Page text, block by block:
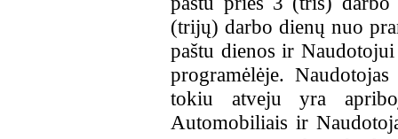
(trijų) darbo dienų nuo
paštu dienos ir
programėlėje.
tokiu atveju yra
Automobiliais ir